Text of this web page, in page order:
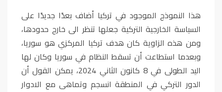
هذا النموذج الموجود في تركيا أضاف بعدًا جديدًا على
السياسة الخارجية التركية جعلها تنظر الى خارج حدودها،
ومن هذه الزاوية كان هدف تركيا المركزي هو سوريا،
وبعدما استطاعت أن تسقط النظام في سوريا وكان لها
اليد الطولى في 8 كانون الثاني 2024، يمكن القول أن
الدور التركي في المنطقة انسجم وتماهى مع الادوار